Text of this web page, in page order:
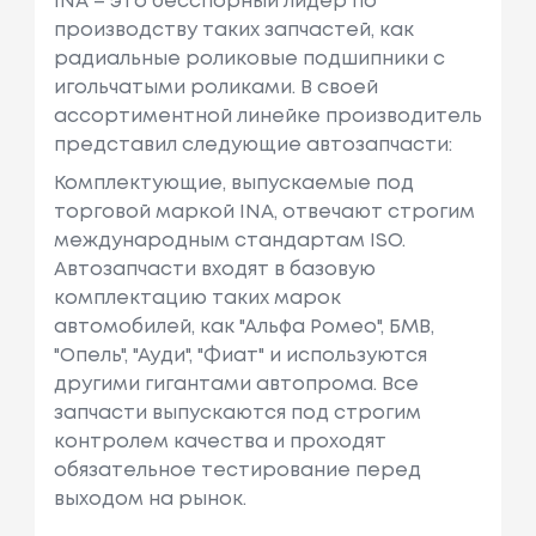
производству таких запчастей, как
радиальные роликовые подшипники с
игольчатыми роликами. В своей
ассортиментной линейке производитель
представил следующие автозапчасти:
Комплектующие, выпускаемые под
торговой маркой INA, отвечают строгим
международным стандартам ISO.
Автозапчасти входят в базовую
комплектацию таких марок
автомобилей, как "Альфа Ромео", БМВ,
"Опель", "Ауди", "Фиат" и используются
другими гигантами автопрома. Все
запчасти выпускаются под строгим
контролем качества и проходят
обязательное тестирование перед
выходом на рынок.